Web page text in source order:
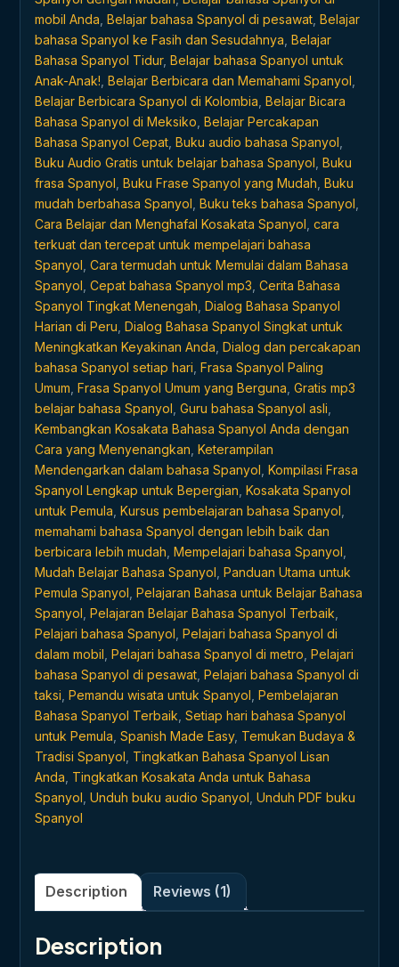
mobil Anda Belajar bahasa Spanyol di pesawat Belajar
bahasa Spanyol ke Fasih dan Sesudahnya Belajar
Bahasa Spanyol Tidur, Belajar bahasa Spanyol untuk
Anak-Anak! Belajar Berbicara dan Memahami Spanyol
Belajar Berbicara Spanyol di Kolombia Belajar Bicara
Bahasa Spanyol di Meksiko Belajar Percakapan
Bahasa Spanyol Cepat Buku audio bahasa Spanyol
Buku Audio Gratis untuk belajar bahasa Spanyol Buku
frasa Spanyol Buku Frase Spanyol yang Mudah Buku
mudah berbahasa Spanyol Buku teks bahasa Spanyol
Cara Belajar dan Menghafal Kosakata Spanyol cara
terkuat dan tercepat untuk mempelajari bahasa
Spanyol Cara termudah untuk Memulai dalam Bahasa
Spanyol Cepat bahasa Spanyol mp3 Cerita Bahasa
Spanyol Tingkat Menengah Dialog Bahasa Spanyol
Harian di Peru Dialog Bahasa Spanyol Singkat untuk
Meningkatkan Keyakinan Anda Dialog dan percakapan
bahasa Spanyol setiap hari Frasa Spanyol Paling
Umum Frasa Spanyol Umum yang Berguna Gratis mp3
belajar bahasa Spanyol Guru bahasa Spanyol asli
Kembangkan Kosakata Bahasa Spanyol Anda dengan
Cara yang Menyenangkan Keterampilan
Mendengarkan dalam bahasa Spanyol Kompilasi Frasa
Spanyol Lengkap untuk Bepergian Kosakata Spanyol
untuk Pemula Kursus pembelajaran bahasa Spanyol
memahami bahasa Spanyol dengan lebih baik dan
berbicara lebih mudah Mempelajari bahasa Spanyol
Mudah Belajar Bahasa Spanyol Panduan Utama untuk
Pemula Spanyol Pelajaran Bahasa untuk Belajar Bahasa
Spanyol Pelajaran Belajar Bahasa Spanyol Terbaik
Pelajari bahasa Spanyol Pelajari bahasa Spanyol di
dalam mobil Pelajari bahasa Spanyol di metro Pelajari
bahasa Spanyol di pesawat Pelajari bahasa Spanyol di
taksi Pemandu wisata untuk Spanyol Pembelajaran
Bahasa Spanyol Terbaik Setiap hari bahasa Spanyol
untuk Pemula Spanish Made Easy, Temukan Budaya &
Tradisi Spanyol Tingkatkan Bahasa Spanyol Lisan
Anda Tingkatkan Kosakata Anda untuk Bahasa
Spanyol Unduh buku audio Spanyol Unduh PDF buku
Spanyol
Description Reviews (1)
Description